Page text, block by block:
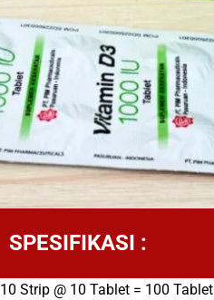
SPESIFIKASI :
Strip @ 10 Tablet = 100 Tablet